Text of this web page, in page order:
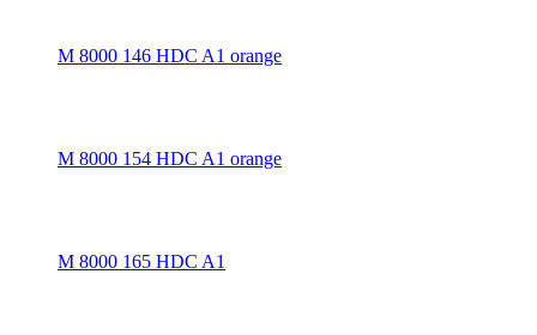
M 8000 146 HDC A1 orange
M 8000 154 HDC A1 orange
M 8000 165 HDC A1